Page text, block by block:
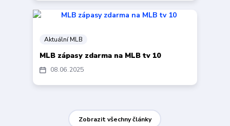
08 06 2025
Aktuální MLB
MLB zápasy zdarma na MLB tv 10
Zobrazit všechny články